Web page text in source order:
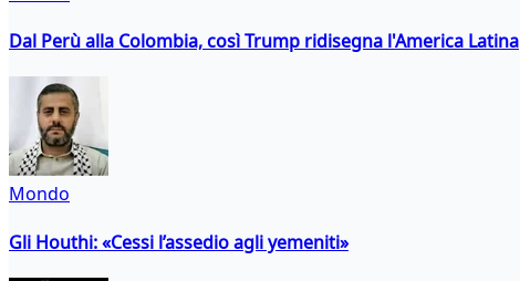
Dal Perù alla Colombia, così Trump ridisegna l'America Latina
Mondo
Gli Houthi: «Cessi l’assedio agli yemeniti»